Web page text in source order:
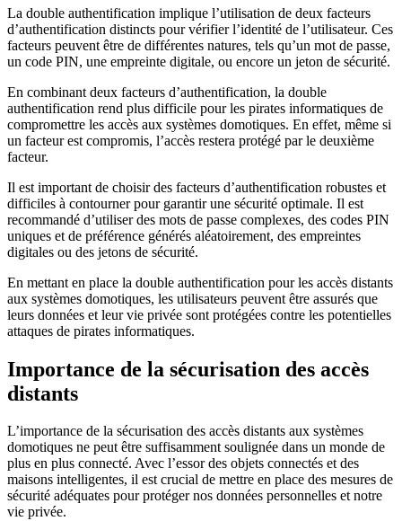
La double authentification implique l’utilisation de deux facteurs
d’authentification distincts pour vérifier l’identité de l’utilisateur. Ces
facteurs peuvent être de différentes natures, tels qu’un mot de passe,
un code PIN, une empreinte digitale, ou encore un jeton de sécurité.
En combinant deux facteurs d’authentification, la double
authentification rend plus difficile pour les pirates informatiques de
compromettre les accès aux systèmes domotiques. En effet, même si
un facteur est compromis, l’accès restera protégé par le deuxième
facteur.
Il est important de choisir des facteurs d’authentification robustes et
difficiles à contourner pour garantir une sécurité optimale. Il est
recommandé d’utiliser des mots de passe complexes, des codes PIN
uniques et de préférence générés aléatoirement, des empreintes
digitales ou des jetons de sécurité.
En mettant en place la double authentification pour les accès distants
aux systèmes domotiques, les utilisateurs peuvent être assurés que
leurs données et leur vie privée sont protégées contre les potentielles
attaques de pirates informatiques.
Importance de la sécurisation des accès
distants
L’importance de la sécurisation des accès distants aux systèmes
domotiques ne peut être suffisamment soulignée dans un monde de
plus en plus connecté. Avec l’essor des objets connectés et des
maisons intelligentes, il est crucial de mettre en place des mesures de
sécurité adéquates pour protéger nos données personnelles et notre
vie privée.